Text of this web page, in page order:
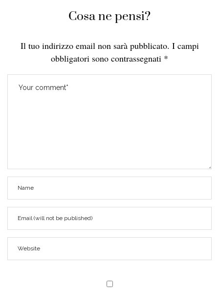
Cosa ne pensi?
Il tuo indirizzo email non sarà pubblicato. I campi
obbligatori sono contrassegnati *